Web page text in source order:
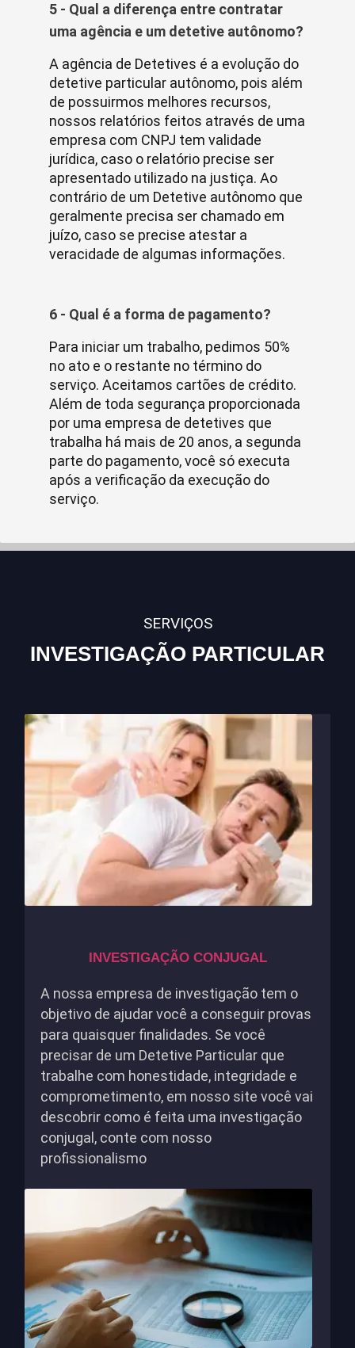
5 - Qual a diferença entre contratar
uma agência e um detetive autônomo?
A agência de Detetives é a evolução do
detetive particular autônomo, pois além
de possuirmos melhores recursos,
nossos relatórios feitos através de uma
empresa com CNPJ tem validade
jurídica, caso o relatório precise ser
apresentado utilizado na justiça. Ao
contrário de um Detetive autônomo que
geralmente precisa ser chamado em
juízo, caso se precise atestar a
veracidade de algumas informações.
6 - Qual é a forma de pagamento?
Para iniciar um trabalho, pedimos 50%
no ato e o restante no término do
serviço. Aceitamos cartões de crédito.
Além de toda segurança proporcionada
por uma empresa de detetives que
trabalha há mais de 20 anos, a segunda
parte do pagamento, você só executa
após a verificação da execução do
serviço.
SERVIÇOS
INVESTIGAÇÃO PARTICULAR
INVESTIGAÇÃO CONJUGAL
A nossa empresa de investigação tem o
objetivo de ajudar você a conseguir provas
para quaisquer finalidades. Se você
precisar de um Detetive Particular que
trabalhe com honestidade, integridade e
comprometimento, em nosso site você vai
descobrir como é feita uma investigação
conjugal, conte com nosso
profissionalismo